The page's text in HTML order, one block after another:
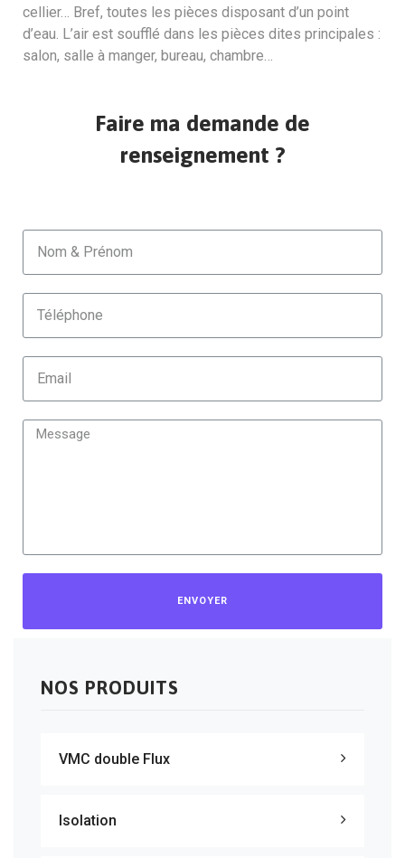
cellier… Bref, toutes les pièces disposant d’un point
d’eau. L’air est soufflé dans les pièces dites principales :
salon, salle à manger, bureau, chambre…
Faire ma demande de
renseignement ?
ENVOYER
NOS PRODUITS
VMC double Flux
Isolation